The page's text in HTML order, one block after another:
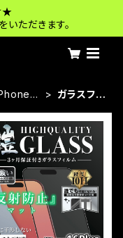
★
ただきます。
ガラスフィ